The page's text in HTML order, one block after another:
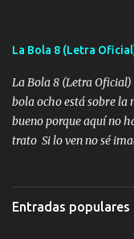
miraban trabajando la
refo el cuero mientras
mi esposa no se ra'ja
tumbaron prisionero en
que estaban muy raros
responsable hay
me cuida de las
La Bola 8 (Letra
La Bola 8 (Letra Oficial)
bola ocho está sobre la
bueno porque aquí no
trato Si lo ven no sé
lo primero que
ver solo más no ando
Entradas populares